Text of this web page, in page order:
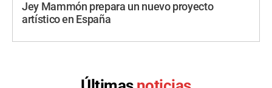
Jey Mammón prepara un nuevo proyecto
artístico en España